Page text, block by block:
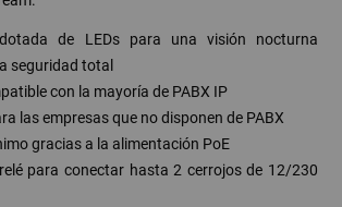
de LEDs para una visión nocturna
seguridad total
con la mayoría de PABX IP
las empresas que no disponen de PABX
gracias a la alimentación PoE
para conectar hasta 2 cerrojos de 12/230